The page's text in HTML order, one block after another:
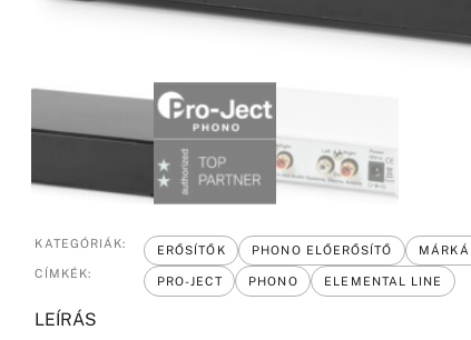
KATEGÓRIÁK:
ERŐSÍTŐK PHONO ELŐERŐSÍTŐ
CÍMKÉK:
PRO-JECT PHONO ELEMENTAL LINE
LEÍRÁS